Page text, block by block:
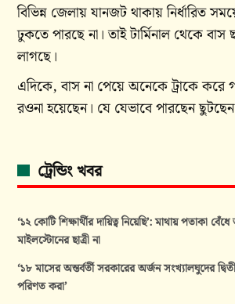
বিভিন্ন জেলায় যানজট থাকায় নির্ধারিত
ঢুকতে পারছে না। তাই টার্মিনাল থেকে
লাগছে।
এদিকে, বাস না পেয়ে অনেকে ট্রাকে করে
রওনা হয়েছেন। যে যেভাবে পারছেন
ট্রেন্ডিং খবর
‘১২ কোটি শিক্ষার্থীর দায়িত্ব নিয়েছি’: মাথায় পতাকা
মাইলস্টোনের ছাত্রী না
‘১৮ মাসের অন্তর্বর্তী সরকারের অর্জন সংখ্যালঘুদের
পরিণত করা’